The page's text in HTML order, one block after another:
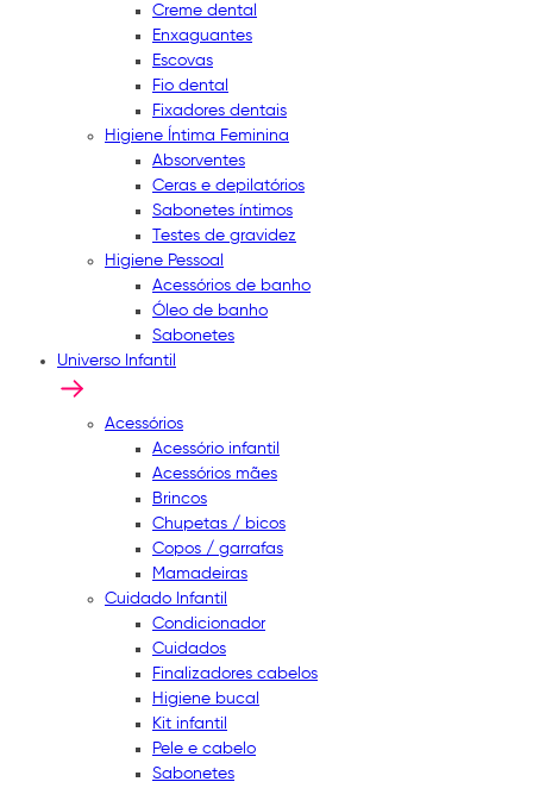
Creme dental
Enxaguantes
Escovas
Fio dental
Fixadores dentais
Higiene Íntima Feminina
Absorventes
Ceras e depilatórios
Sabonetes íntimos
Testes de gravidez
Higiene Pessoal
Acessórios de banho
Óleo de banho
Sabonetes
Universo Infantil
Acessórios
Acessório infantil
Acessórios mães
Brincos
Chupetas / bicos
Copos / garrafas
Mamadeiras
Cuidado Infantil
Condicionador
Cuidados
Finalizadores cabelos
Higiene bucal
Kit infantil
Pele e cabelo
Sabonetes